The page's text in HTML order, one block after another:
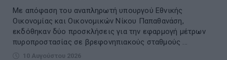
Με απόφαση του αναπληρωτή υπουργού Εθνικής
Οικονομίας και Οικονομικών Νίκου Παπαθανάση,
εκδόθηκαν δύο προσκλήσεις για την εφαρμογή μέτρων
πυροπροστασίας σε βρεφονηπιακούς σταθμούς ...
10 Αυγούστου 2026